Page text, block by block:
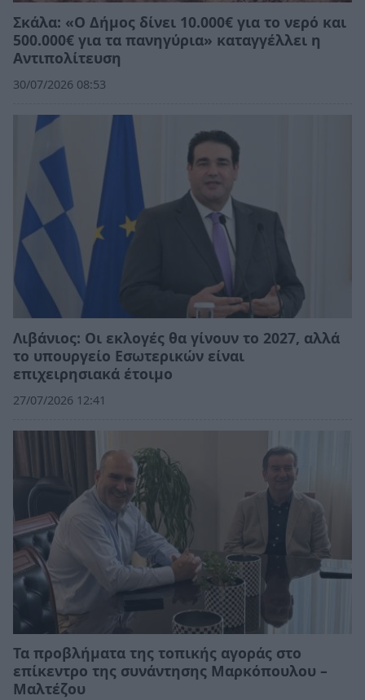
Σκάλα: «Ο Δήμος δίνει 10.000€ για το νερό και
500.000€ για τα πανηγύρια» καταγγέλλει η
Αντιπολίτευση
30/07/2026 08:53
Λιβάνιος: Οι εκλογές θα γίνουν το 2027, αλλά
το υπουργείο Εσωτερικών είναι
επιχειρησιακά έτοιμο
27/07/2026 12:41
Τα προβλήματα της τοπικής αγοράς στο
επίκεντρο της συνάντησης Μαρκόπουλου –
Μαλτέζου